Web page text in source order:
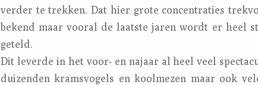
verder te trekken. Dat hier grote concentraties
bekend maar vooral de laatste jaren wordt er heel
geteld.
Dit leverde in het voor- en najaar al heel veel
duizenden kramsvogels en koolmezen maar ook